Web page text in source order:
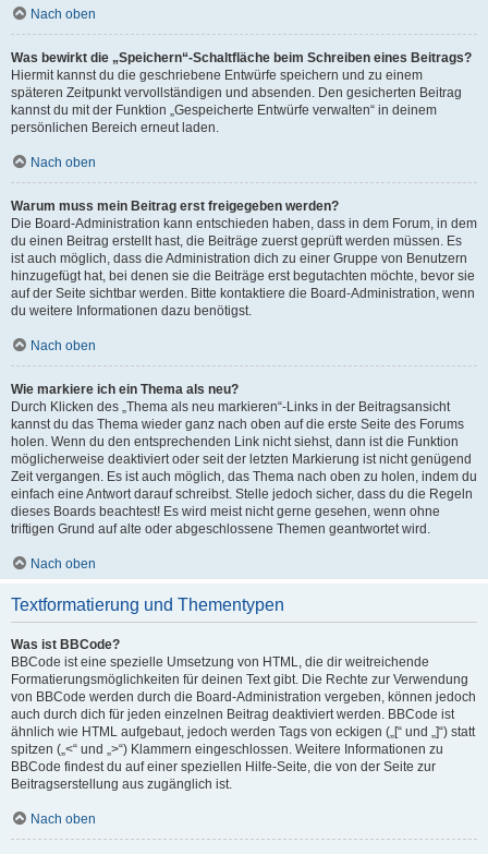
Nach oben
Was bewirkt die „Speichern“-Schaltfläche beim Schreiben eines Beitrags?
Hiermit kannst du die geschriebene Entwürfe speichern und zu einem
späteren Zeitpunkt vervollständigen und absenden. Den gesicherten Beitrag
kannst du mit der Funktion „Gespeicherte Entwürfe verwalten“ in deinem
persönlichen Bereich erneut laden.
Nach oben
Warum muss mein Beitrag erst freigegeben werden?
Die Board-Administration kann entschieden haben, dass in dem Forum, in dem
du einen Beitrag erstellt hast, die Beiträge zuerst geprüft werden müssen. Es
ist auch möglich, dass die Administration dich zu einer Gruppe von Benutzern
hinzugefügt hat, bei denen sie die Beiträge erst begutachten möchte, bevor sie
auf der Seite sichtbar werden. Bitte kontaktiere die Board-Administration, wenn
du weitere Informationen dazu benötigst.
Nach oben
Wie markiere ich ein Thema als neu?
Durch Klicken des „Thema als neu markieren“-Links in der Beitragsansicht
kannst du das Thema wieder ganz nach oben auf die erste Seite des Forums
holen. Wenn du den entsprechenden Link nicht siehst, dann ist die Funktion
möglicherweise deaktiviert oder seit der letzten Markierung ist nicht genügend
Zeit vergangen. Es ist auch möglich, das Thema nach oben zu holen, indem du
einfach eine Antwort darauf schreibst. Stelle jedoch sicher, dass du die Regeln
dieses Boards beachtest! Es wird meist nicht gerne gesehen, wenn ohne
triftigen Grund auf alte oder abgeschlossene Themen geantwortet wird.
Nach oben
Textformatierung und Thementypen
Was ist BBCode?
BBCode ist eine spezielle Umsetzung von HTML, die dir weitreichende
Formatierungsmöglichkeiten für deinen Text gibt. Die Rechte zur Verwendung
von BBCode werden durch die Board-Administration vergeben, können jedoch
auch durch dich für jeden einzelnen Beitrag deaktiviert werden. BBCode ist
ähnlich wie HTML aufgebaut, jedoch werden Tags von eckigen („[“ und „]“) statt
spitzen („<“ und „>“) Klammern eingeschlossen. Weitere Informationen zu
BBCode findest du auf einer speziellen Hilfe-Seite, die von der Seite zur
Beitragserstellung aus zugänglich ist.
Nach oben